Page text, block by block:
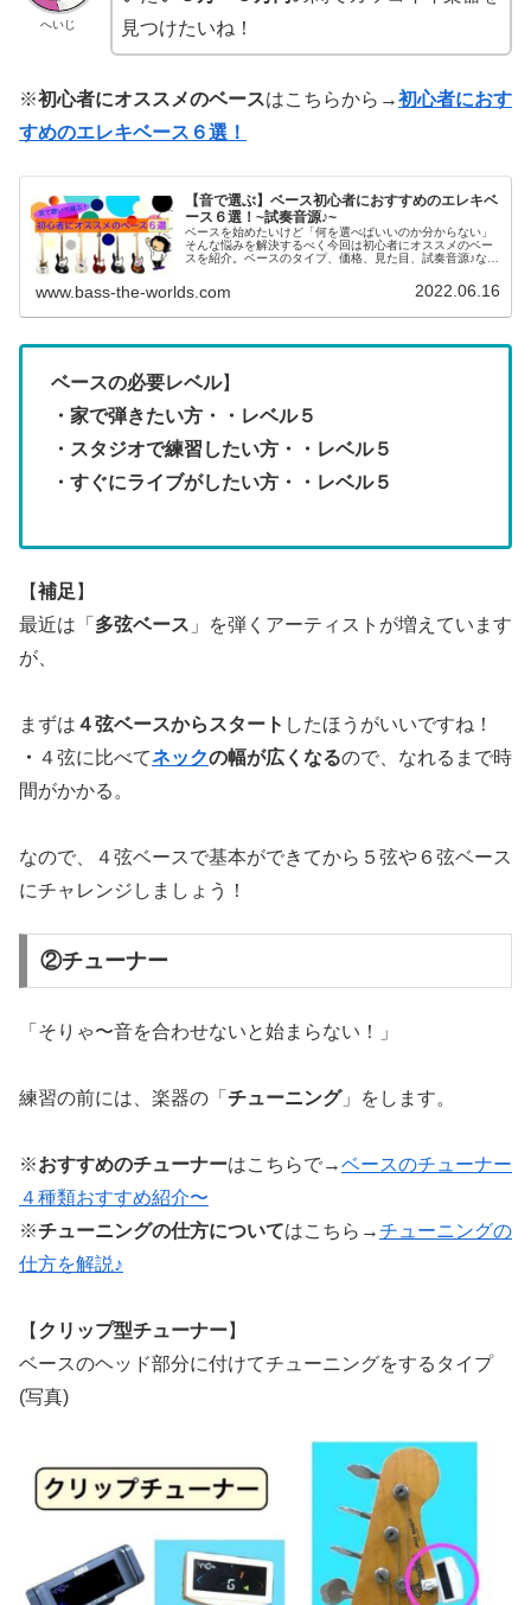
へいじ
見つけたいね！
※初心者にオススメのベースはこちらから→初心者におす
すめのエレキベース６選！
【音で選ぶ】ベース初心者におすすめのエレキベ
ース６選！~試奏音源♪~
ベースを始めたいけど「何を選べばいいのか分からない」
そんな悩みを解決するべく今回は初心者にオススメのベー
スを紹介。ベースのタイプ、価格、見た目、試奏音源♪など
見つけてくださいね♪これでアナタもベーシストになる！
www.bass-the-worlds.com 2022.06.16
ベースの必要レベル】
・家で弾きたい方・・レベル５
・スタジオで練習したい方・・レベル５
・すぐにライブがしたい方・・レベル５
【補足 】
最近は「 多弦ベース 」を弾くアーティストが増えています
が、
まずは ４弦ベースからスタート したほうがいいですね！
・ ４弦に比べてネックの幅が広くなるので、なれるまで時
間がかかる。
なので、４弦ベースで基本ができてから５弦や６弦ベース
にチャレンジしましょう！
②チューナー
「そりゃ〜音を合わせないと始まらない！」
練習の前には、楽器の「 チューニング」をします。
※おすすめのチューナーはこちらで→ベースのチューナー
４種類おすすめ紹介〜
※チューニングの仕方についてはこちら→チューニングの
仕方を解説♪
【 クリップ型チューナー】
ベースのヘッド部分に付けてチューニングをするタイプ
(写真)